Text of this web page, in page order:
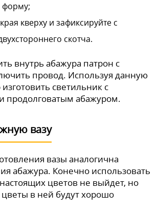
форму;
кверху и зафиксируйте с
скотча.
внутрь абажура патрон с
провод. Используя данную
светильник с
продолговатым абажуром.
вазу
вазы аналогична
абажура. Конечно использовать
цветов не выйдет, но
в ней будут хорошо